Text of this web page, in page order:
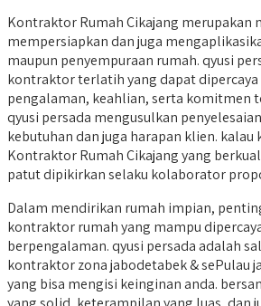
Kontraktor Rumah Cikajang merupakan
mempersiapkan dan juga
maupun penyempuraan rumah. qyusi
kontraktor terlatih yang dapat dipercaya
pengalaman, keahlian, serta komitmen
qyusi persada mengusulkan
kebutuhan dan juga harapan klien. kalau
Kontraktor Rumah Cikajang yang
patut dipikirkan selaku kolaborator
Dalam mendirikan rumah impian,
kontraktor rumah yang mampu
berpengalaman. qyusi persada adalah
kontraktor zona jabodetabek & sePulau
yang bisa mengisi keinginan anda.